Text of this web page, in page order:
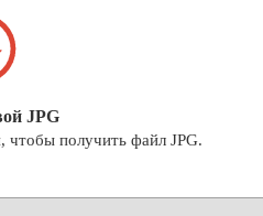
JPG
чтобы получить файл JPG.